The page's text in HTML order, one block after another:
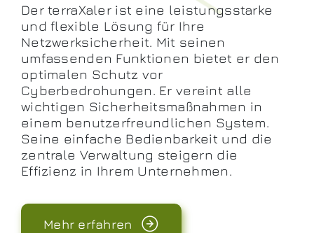
Der terraXaler ist eine leistungsstarke
und flexible Lösung für Ihre
Netzwerksicherheit. Mit seinen
umfassenden Funktionen bietet er den
optimalen Schutz vor
Cyberbedrohungen. Er vereint alle
wichtigen Sicherheitsmaßnahmen in
einem benutzerfreundlichen System.
Seine einfache Bedienbarkeit und die
zentrale Verwaltung steigern die
Effizienz in Ihrem Unternehmen.
Mehr erfahren